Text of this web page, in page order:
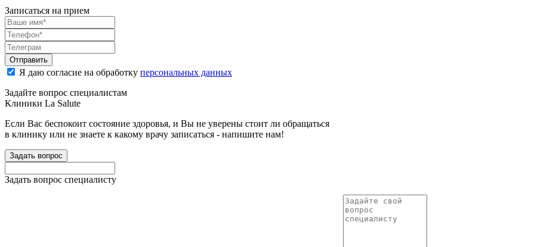
Записаться на прием
Отправить
Я даю согласие на обработку персональных данных
Задайте вопрос специалистам
Клиники La Salute
Если Вас беспокоит состояние здоровья, и Вы не уверены стоит ли обращаться
в клинику или не знаете к какому врачу записаться - напишите нам!
Задать вопрос
Задать вопрос специалисту